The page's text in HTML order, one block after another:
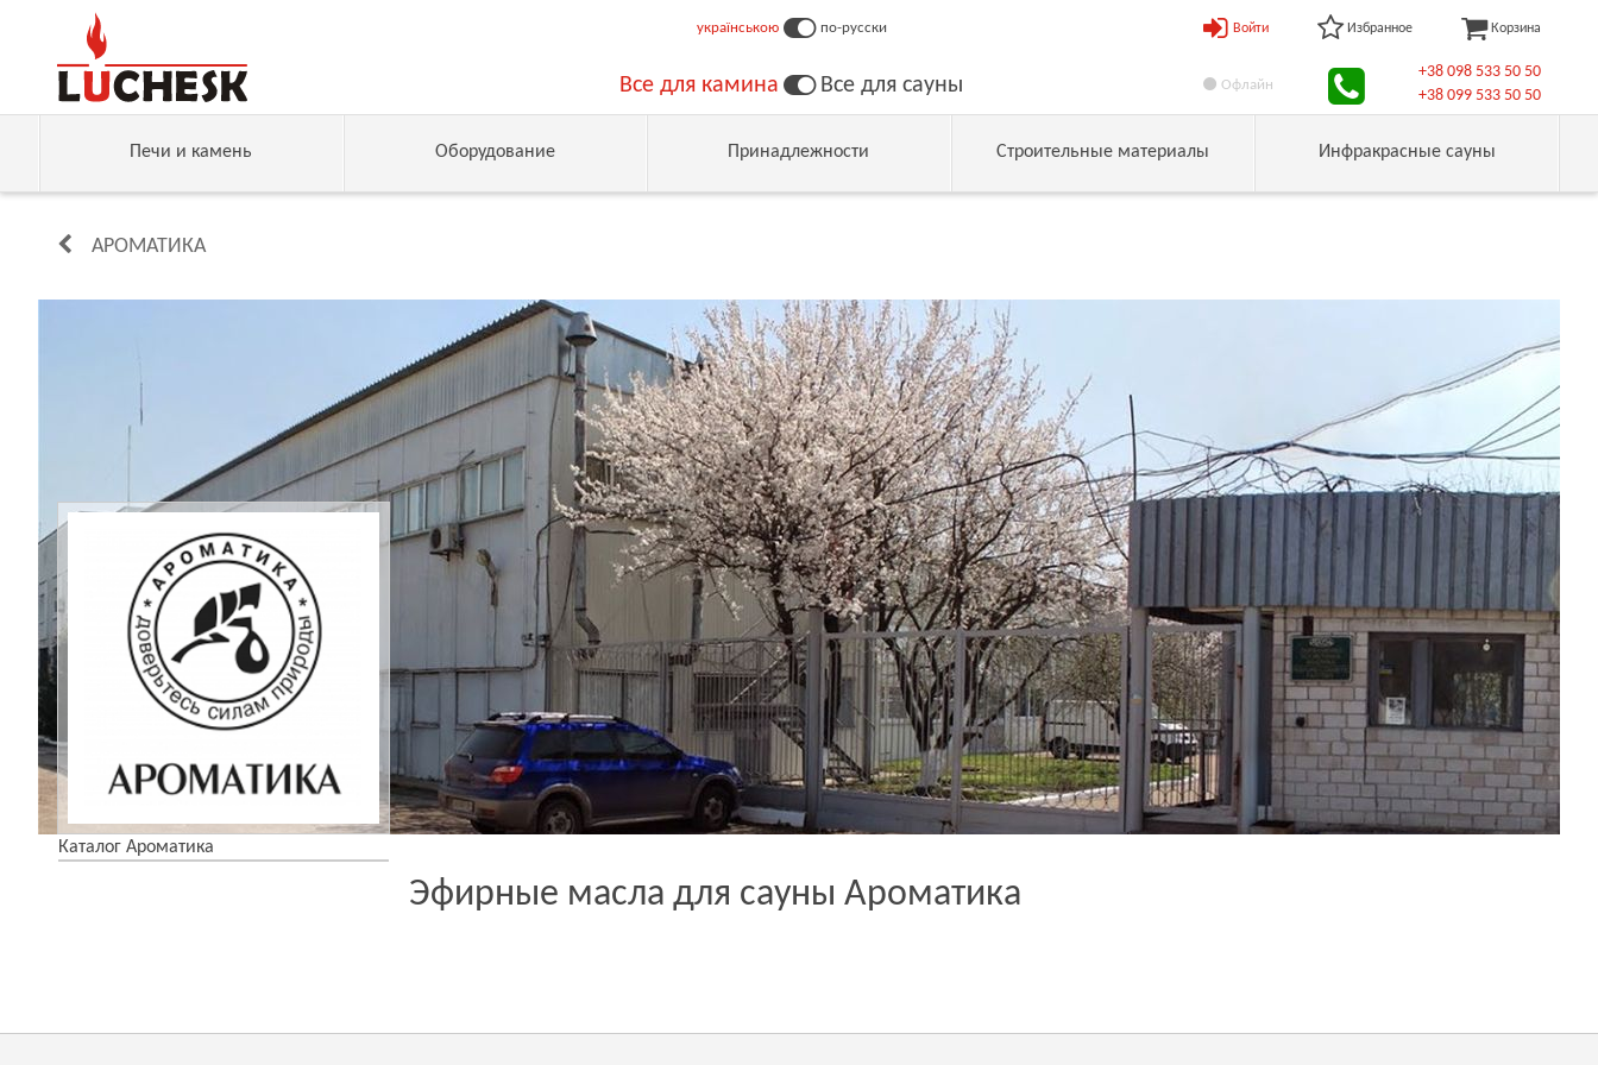
українською по-русски
Все для камина Все для сауны
Войти Избранное Корзина
Офлайн
+38 098 533 50 50
+38 099 533 50 50
Печи и камень Оборудование Принадлежности Строительные материалы Инфракрасные сауны
АРОМАТИКА
Каталог Ароматика
Эфирные масла для сауны Ароматика